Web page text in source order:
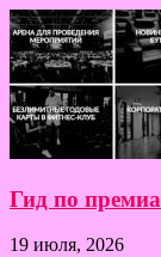
Гид по
19 июля, 2026